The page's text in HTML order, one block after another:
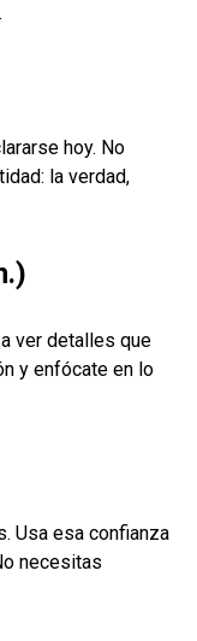
hoy. No
la verdad,
ver detalles que
y enfócate en lo
Usa esa confianza
necesitas